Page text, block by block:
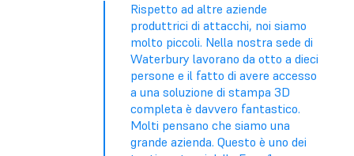
Rispetto ad altre aziende
produttrici di attacchi, noi siamo
molto piccoli. Nella nostra sede di
Waterbury lavorano da otto a dieci
persone e il fatto di avere accesso
a una soluzione di stampa 3D
completa è davvero fantastico.
Molti pensano che siamo una
grande azienda. Questo è uno dei